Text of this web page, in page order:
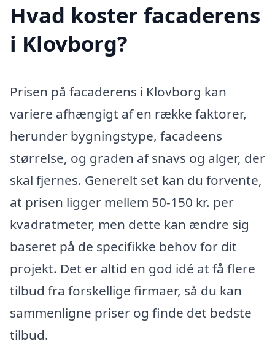
Hvad koster facaderens
i Klovborg?
Prisen på facaderens i Klovborg kan
variere afhængigt af en række faktorer,
herunder bygningstype, facadeens
størrelse, og graden af snavs og alger, der
skal fjernes. Generelt set kan du forvente,
at prisen ligger mellem 50-150 kr. per
kvadratmeter, men dette kan ændre sig
baseret på de specifikke behov for dit
projekt. Det er altid en god idé at få flere
tilbud fra forskellige firmaer, så du kan
sammenligne priser og finde det bedste
tilbud.